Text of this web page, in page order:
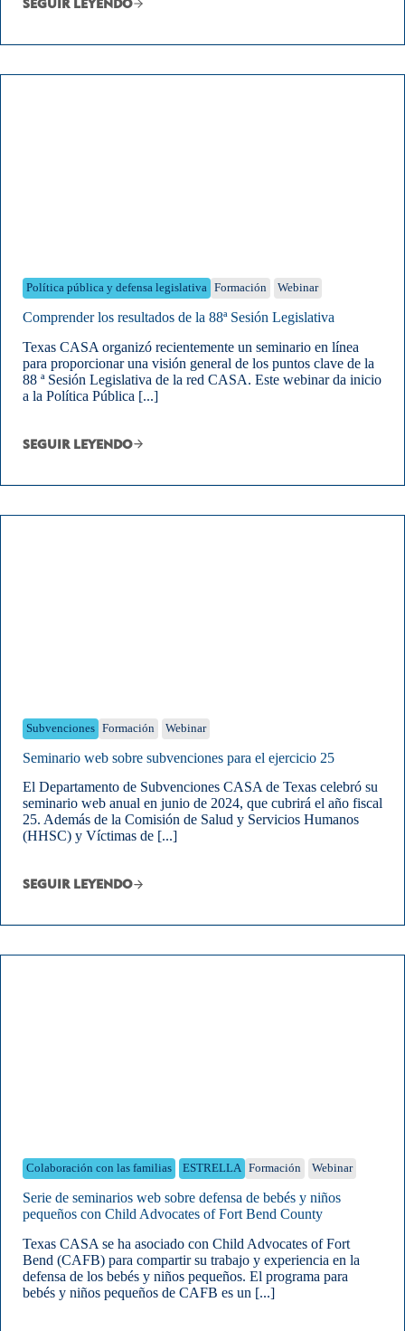
Política pública y defensa legislativa Formación Webinar
Comprender los resultados de la 88ª Sesión Legislativa
Texas CASA organizó recientemente un seminario en línea
para proporcionar una visión general de los puntos clave de la
88 ª Sesión Legislativa de la red CASA. Este webinar da inicio
a la Política Pública [...]
SEGUIR LEYENDO
Subvenciones Formación Webinar
Seminario web sobre subvenciones para el ejercicio 25
El Departamento de Subvenciones CASA de Texas celebró su
seminario web anual en junio de 2024, que cubrirá el año fiscal
25. Además de la Comisión de Salud y Servicios Humanos
(HHSC) y Víctimas de [...]
SEGUIR LEYENDO
Colaboración con las familias ESTRELLA Formación Webinar
Serie de seminarios web sobre defensa de bebés y niños
pequeños con Child Advocates of Fort Bend County
Texas CASA se ha asociado con Child Advocates of Fort
Bend (CAFB) para compartir su trabajo y experiencia en la
defensa de los bebés y niños pequeños. El programa para
bebés y niños pequeños de CAFB es un [...]